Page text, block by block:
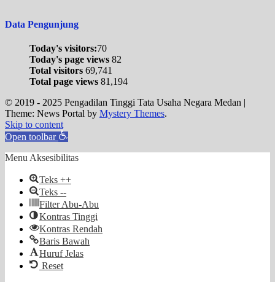
Data Pengunjung
Today's visitors:70
Today's page views 82
Total visitors 69,741
Total page views 81,194
© 2019 - 2025 Pengadilan Tinggi Tata Usaha Negara Medan |
Theme: News Portal by Mystery Themes.
Skip to content
Open toolbar
Menu Aksesibilitas
Teks ++
Teks --
Filter Abu-Abu
Kontras Tinggi
Kontras Rendah
Baris Bawah
Huruf Jelas
Reset